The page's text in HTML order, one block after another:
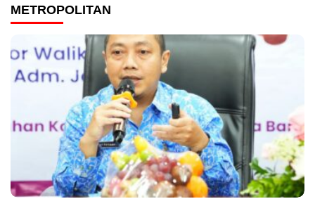
METROPOLITAN